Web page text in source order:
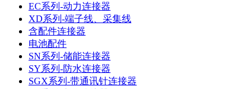
EC系列-动力连接器
XD系列-端子线、采集线
含配件连接器
电池配件
SN系列-储能连接器
SY系列-防水连接器
SGX系列-带通讯针连接器